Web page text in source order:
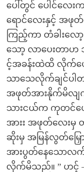
ပေါ်တွင် ပေါင်လေး
ရောင်လေးနှင့် အဖု
ကြည့်ကာ တံခါးလ
သော့ လာပေးတာ
င့်အခန်းထဲထိ လိုက်ပေ
သာသေလိုက်ချင်ပါ
အဖုတ်အားနိုက်မိလ
သားငယ်က ကုတင်
အားး အဖုတ်လေးမှ
ဆိုးမှ အမြန်လွတ်မြှ
အားပွတ်နေသောလက်
လိုက်မိသည်။ ” ဟင့်